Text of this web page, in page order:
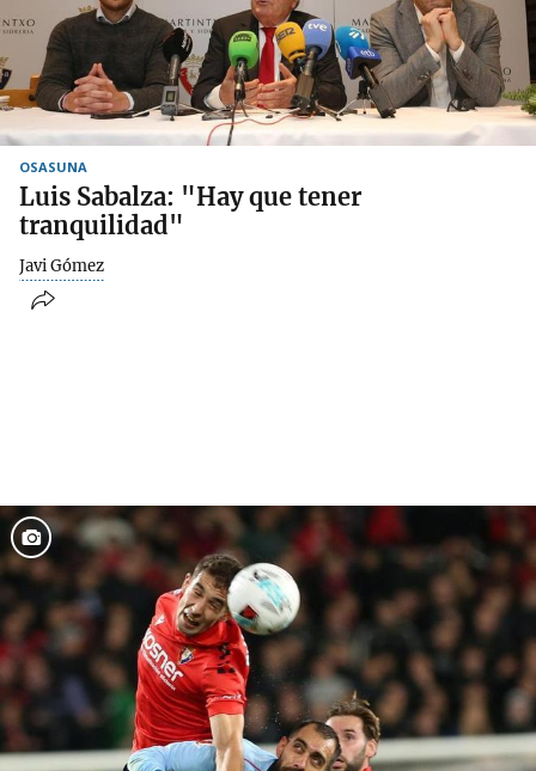
OSASUNA
Luis Sabalza: "Hay que tener
tranquilidad"
Javi Gómez